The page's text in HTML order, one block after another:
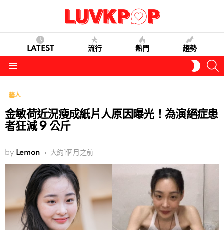
LATEST 流行 熱門 趨勢
SKIN
藝人
金敏荷近況瘦成紙片人原因曝光！為演絕症患
者狂減 9 公斤
by Lemon 大約1個月之前